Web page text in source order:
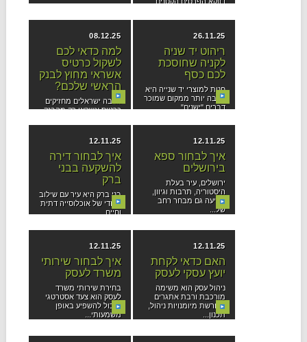
08.12.25
למה כדאי לכם
לשקול כרטיס
אשראי מחוץ לבנק
הראשי שלכם?
הרבה ישראלים מחזיקים
כרטיס אשראי רק מהבנק
26.11.25
ריהוט יד שניה
לקניה שחוסכת
לכם כסף
חנות למוצרי יד שנייה היא
הרבה יותר ממקום שמוכר
דברים "ישנים"....
12.11.25
איך לבחור דירה
להשקעה בבני
ברק
בני ברק היא עיר עם שילוב
ייחודי של אוכלוסייה דתית
וחיים...
12.11.25
איך לבחור ספא
בירושלים
ירושלים, עיר בעלת
היסטוריה, תרבות וגיוון,
מציעה גם מבחר רחב
של...
12.11.25
איך לבחור שירותי
משרד לעסק
בחירת שירותי משרד
לעסק הוא צעד אסטרטגי
שיכול להשפיע באופן
משמעותי...
12.11.25
האם כדאי לקחת
יועץ עסקי לעסק
ניהול עסק הוא משימה
מורכבת ורבת אתגרים
הדורשת מיומנויות ניהול,
תכנון...